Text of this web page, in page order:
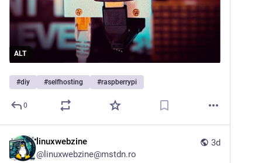
ALT
#diy #selfhosting #raspberrypi
0
3d
linuxwebzine
@ linuxwebzine@mstdn.ro